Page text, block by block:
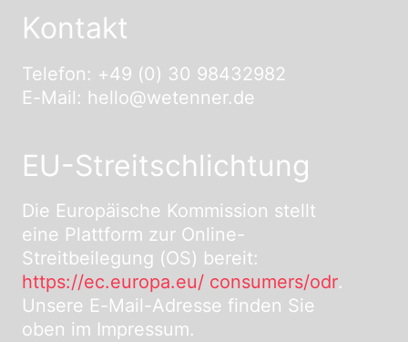
Kontakt
Telefon: +49 (0) 30 98432982
E-Mail: hello@wetenner.de
EU-Streitschlichtung
Die Europäische Kommission stellt
eine Plattform zur Online-
Streitbeilegung (OS) bereit:
https://ec.europa.eu/ consumers/odr.
Unsere E-Mail-Adresse finden Sie
oben im Impressum.